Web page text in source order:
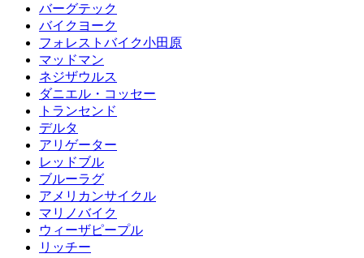
バーグテック
バイクヨーク
フォレストバイク小田原
マッドマン
ネジザウルス
ダニエル・コッセー
トランセンド
デルタ
アリゲーター
レッドブル
ブルーラグ
アメリカンサイクル
マリノバイク
ウィーザピープル
リッチー